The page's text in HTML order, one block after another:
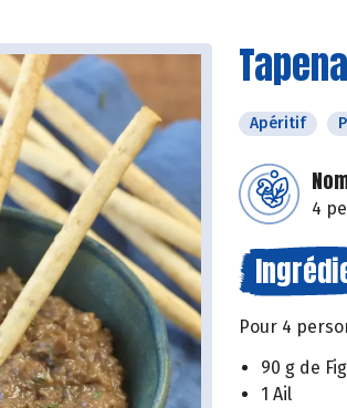
Apéritif
4
Pour 4
90 g de
1 Ail